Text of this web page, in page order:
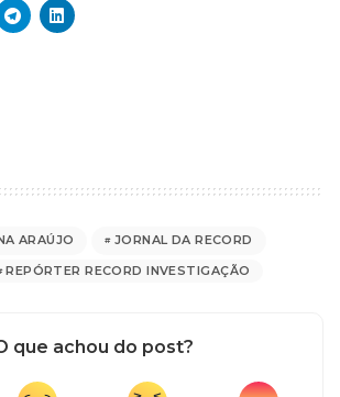
ARAÚJO
JORNAL DA RECORD
REPÓRTER RECORD INVESTIGAÇÃO
que achou do post?